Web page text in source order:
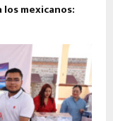
mexicanos: